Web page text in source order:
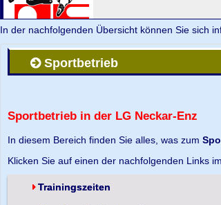
In der nachfolgenden Übersicht können Sie sich
Sportbetrieb
Sportbetrieb in der LG Neckar-Enz
In diesem Bereich finden Sie alles, was zum
Klicken Sie auf einen der nachfolgenden Links
Trainingszeiten